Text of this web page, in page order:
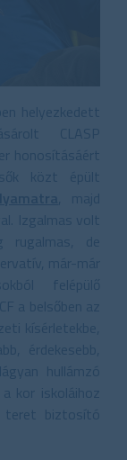
helyezkedett
CLASP
honosításáért
közt épült
, majd
Izgalmas volt
rugalmas, de
már-már
felépülő
a belsőben az
kísérletekbe,
érdekesebb,
hullámzó
kor iskoláihoz
biztosító